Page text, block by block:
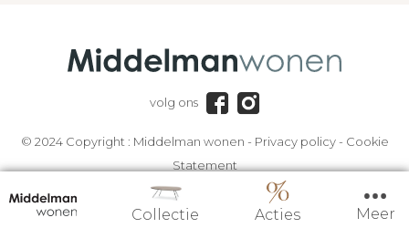
Collectie Acties Meer
volg ons
© 2024 Copyright : Middelman wonen - Privacy policy- Cookie
Statement